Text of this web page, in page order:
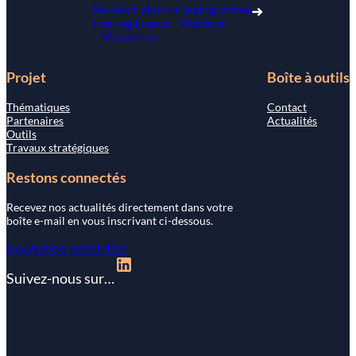
En savoir plus sur le programme
Interreg France – Wallonie
– Vlaanderen
Projet
Thématiques
Partenaires
Outils
Travaux stratégiques
Boîte à outils
Contact
Actualités
Restons connectés
Recevez nos actualités directement dans votre
boîte e-mail en vous inscrivant ci-dessous.
Inscription newsletter
Suivez-nous sur…